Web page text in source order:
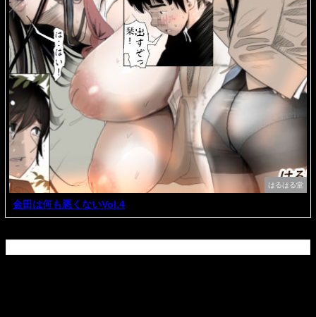
はるはる堂
金田は何も悪くないVol.4